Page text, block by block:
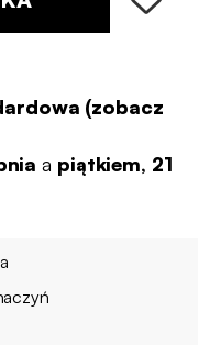
(zobacz
a piątkiem, 21